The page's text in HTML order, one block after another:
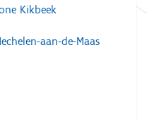
Kikbeek
aan-de-Maas